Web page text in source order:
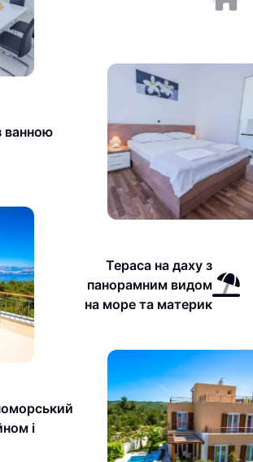
ванною
Тераса на даху з
панорамним видом
на море та материк
і